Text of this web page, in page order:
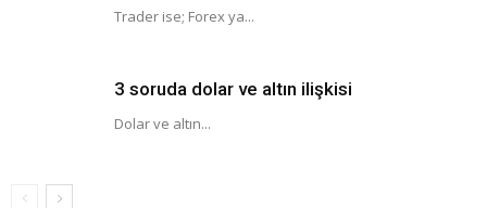
Trader ise; Forex ya...
3 soruda dolar ve altın ilişkisi
Dolar ve altın...